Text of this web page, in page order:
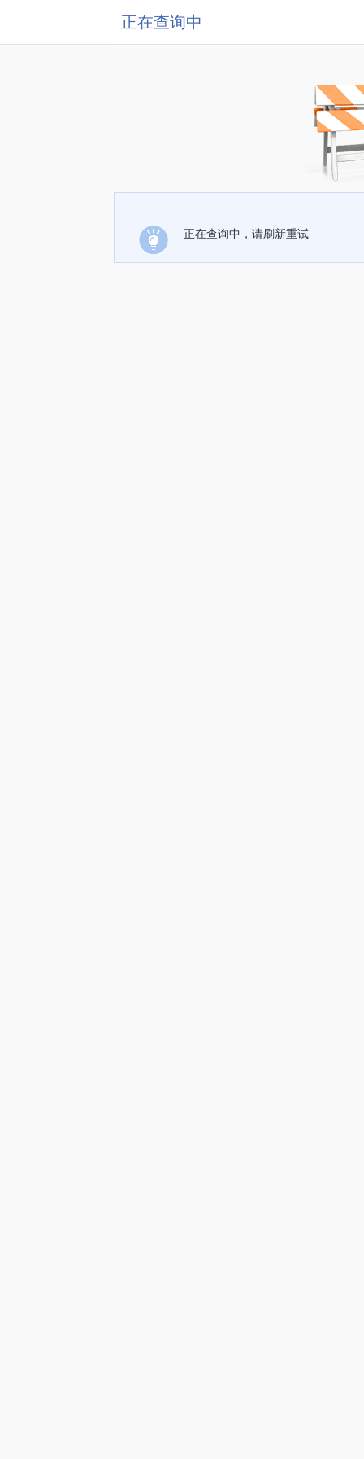
正在查询中
正在查询中，请刷新重试